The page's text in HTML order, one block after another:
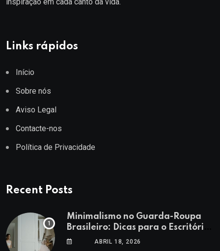
Links rápidos
Início
Sobre nós
Aviso Legal
Contacte-nos
Política de Privacidade
Recent Posts
Minimalismo no Guarda-Roupa
Brasileiro: Dicas para o Escritório
e LazerABRIL 18, 2026